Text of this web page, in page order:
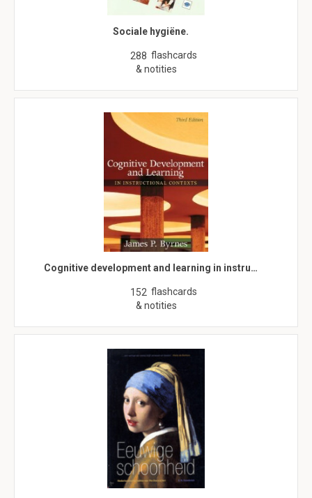
Sociale hygiëne.
288 flashcards
& notities
Cognitive development and learning in instru…
152 flashcards
& notities